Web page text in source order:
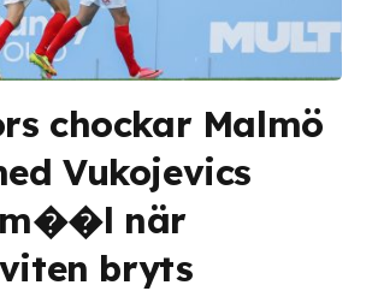
chockar Malmö
Vukojevics
när
bryts